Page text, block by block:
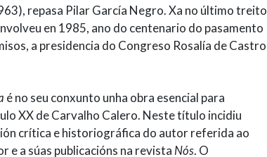
repasa Pilar García Negro. Xa no último treito
en 1985, ano do centenario do pasamento
a presidencia do Congreso Rosalía de Castro
é no seu conxunto unha obra esencial para
XX de Carvalho Calero. Neste título incidiu
crítica e historiográfica do autor referida ao
e a súas publicacións na revista Nós. O